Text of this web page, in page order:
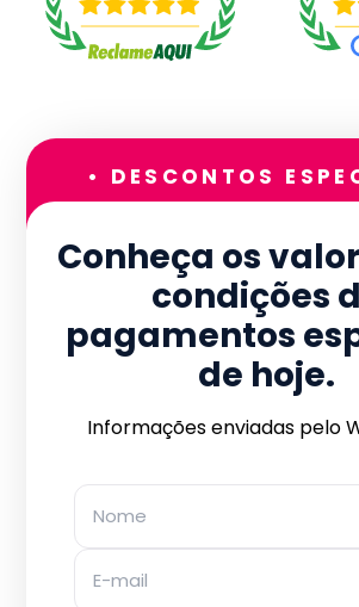
• DESCONTOS
Conheça os
condições
pagamentos
de hoje.
Informações enviadas pelo